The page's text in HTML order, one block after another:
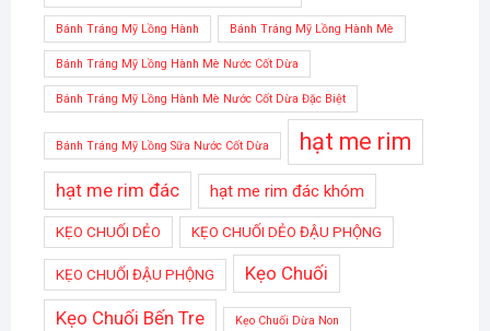
Bánh Tráng Mỹ Lồng Hành Bánh Tráng Mỹ Lồng Hành Mè
Bánh Tráng Mỹ Lồng Hành Mè Nước Cốt Dừa
Bánh Tráng Mỹ Lồng Hành Mè Nước Cốt Dừa Đặc Biệt
Bánh Tráng Mỹ Lồng Sữa Nước Cốt Dừa hạt me rim
hạt me rim đác hạt me rim đác khóm
KẸO CHUỐI DẺO KẸO CHUỐI DẺO ĐẬU PHỘNG
KẸO CHUỐI ĐẬU PHỘNG Kẹo Chuối
Kẹo Chuối Bến Tre Kẹo Chuối Dừa Non